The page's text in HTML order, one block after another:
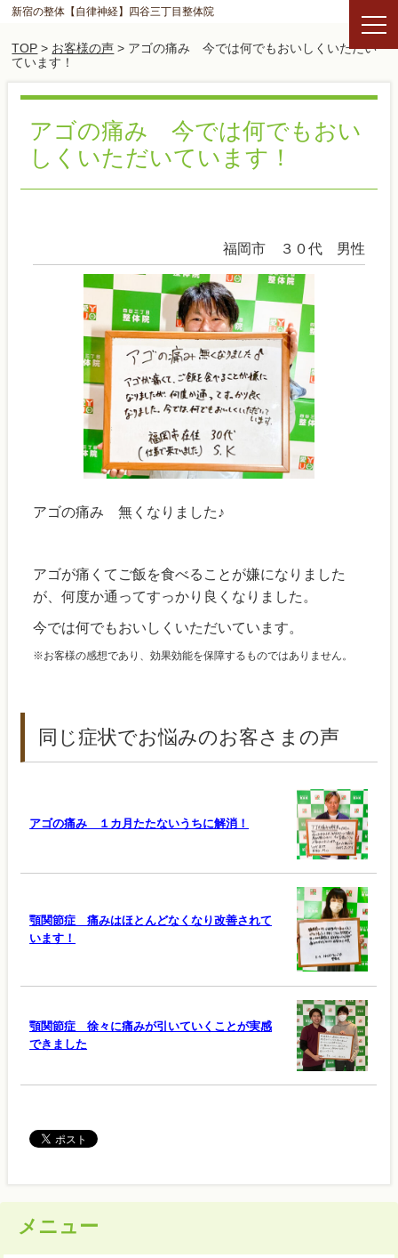
新宿の整体【自律神経】四谷三丁目整体院
TOP > お客様の声 > アゴの痛み 今では何でもおいしくいただい
ています！
アゴの痛み 今では何でもおい
しくいただいています！
福岡市 ３０代 男性
アゴの痛み 無くなりました♪
アゴが痛くてご飯を食べることが嫌になりました
が、何度か通ってすっかり良くなりました。
今では何でもおいしくいただいています。
※お客様の感想であり、効果効能を保障するものではありません。
同じ症状でお悩みのお客さまの声
アゴの痛み １カ月たたないうちに解消！
顎関節症 痛みはほとんどなくなり改善されて
います！
顎関節症 徐々に痛みが引いていくことが実感
できました
メニュー